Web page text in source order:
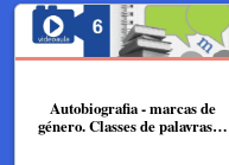
Autobiografia - marcas de
género. Classes de palavras…